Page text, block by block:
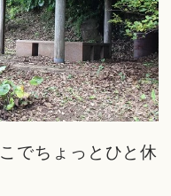
でちょっとひと休